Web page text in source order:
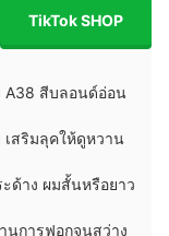
TikTok SHOP
A38 สีบลอนด์อ่อน
สริมลุคให้ดูหวาน
ด้าง ผมสั้นหรือยาว
นการฟอกจนสว่าง